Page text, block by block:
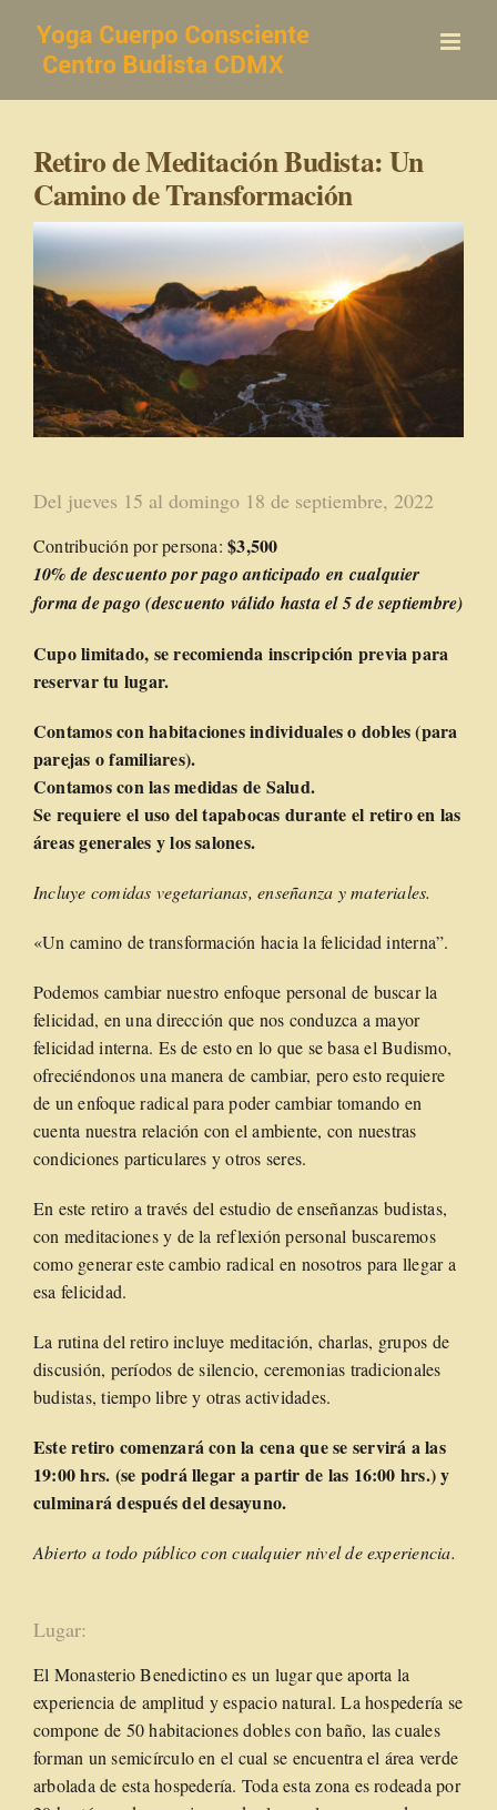
contenido
Retiro de Meditación Budista: Un
Camino de Transformación
Del jueves 15 al domingo 18 de septiembre, 2022
Contribución por persona: $3,500
10% de descuento por pago anticipado en cualquier
forma de pago (descuento válido hasta el 5 de septiembre)
Cupo limitado, se recomienda inscripción previa para
reservar tu lugar.
Contamos con habitaciones individuales o dobles (para
parejas o familiares).
Contamos con las medidas de Salud.
Se requiere el uso del tapabocas durante el retiro en las
áreas generales y los salones.
Incluye comidas vegetarianas, enseñanza y materiales.
«Un camino de transformación hacia la felicidad interna”.
Podemos cambiar nuestro enfoque personal de buscar la
felicidad, en una dirección que nos conduzca a mayor
felicidad interna. Es de esto en lo que se basa el Budismo,
ofreciéndonos una manera de cambiar, pero esto requiere
de un enfoque radical para poder cambiar tomando en
cuenta nuestra relación con el ambiente, con nuestras
condiciones particulares y otros seres.
En este retiro a través del estudio de enseñanzas budistas,
con meditaciones y de la reflexión personal buscaremos
como generar este cambio radical en nosotros para llegar a
esa felicidad.
La rutina del retiro incluye meditación, charlas, grupos de
discusión, períodos de silencio, ceremonias tradicionales
budistas, tiempo libre y otras actividades.
Este retiro comenzará con la cena que se servirá a las
19:00 hrs. (se podrá llegar a partir de las 16:00 hrs.) y
culminará después del desayuno.
Abierto a todo público con cualquier nivel de experiencia.
Lugar:
El Monasterio Benedictino es un lugar que aporta la
experiencia de amplitud y espacio natural. La hospedería se
compone de 50 habitaciones dobles con baño, las cuales
forman un semicírculo en el cual se encuentra el área verde
arbolada de esta hospedería. Toda esta zona es rodeada por